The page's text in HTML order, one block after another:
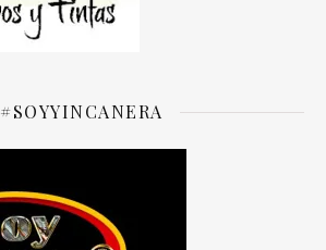
#SOYYINCANERA